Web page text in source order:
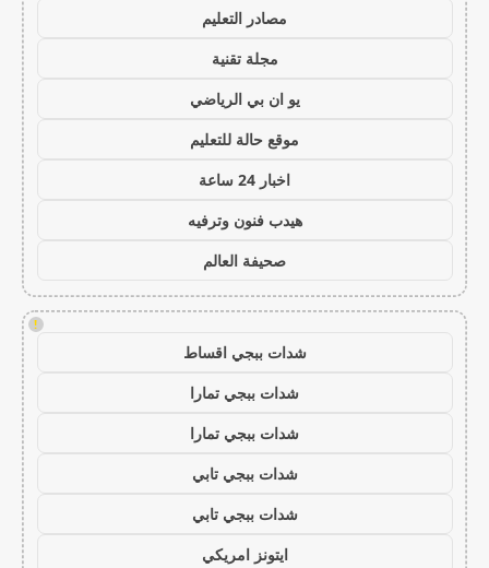
مصادر التعليم
مجلة تقنية
يو ان بي الرياضي
موقع حالة للتعليم
اخبار 24 ساعة
هيدب فنون وترفيه
صحيفة العالم
!
شدات ببجي اقساط
شدات ببجي تمارا
شدات ببجي تمارا
شدات ببجي تابي
شدات ببجي تابي
ايتونز امريكي